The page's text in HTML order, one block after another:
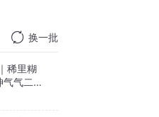
换一批
稀里糊
气二年